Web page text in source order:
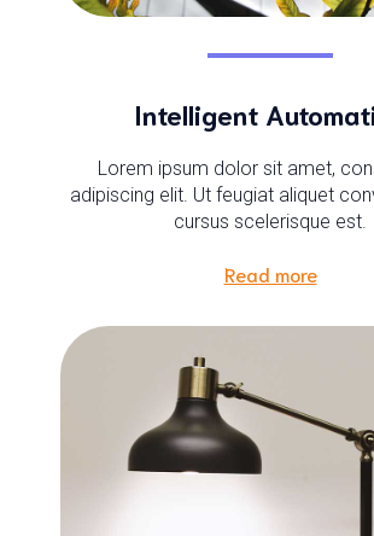
Intelligent
Lorem ipsum dolor sit amet,
adipiscing elit. Ut feugiat aliquet
cursus scelerisque est.
Read more